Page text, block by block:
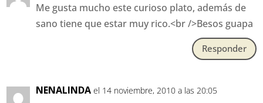
Me gusta mucho este curioso plato, además de
sano tiene que estar muy rico.<br />Besos guapa
Responder
NENALINDA el 14 noviembre, 2010 a las 20:05